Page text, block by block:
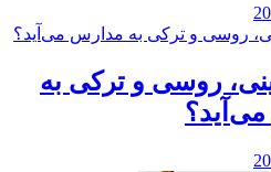
روسی و ترکی به